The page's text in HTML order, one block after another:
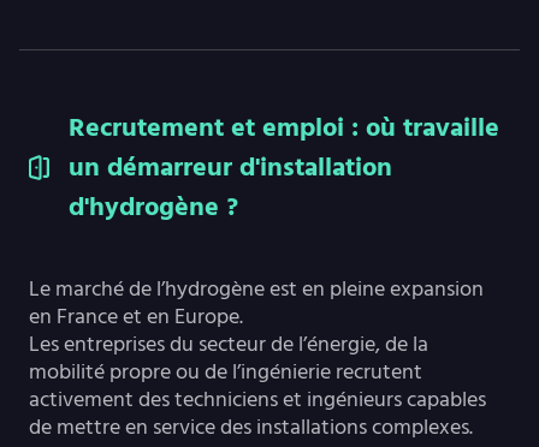
Recrutement et emploi : où travaille
un démarreur d'installation
d'hydrogène ?
Le marché de l’hydrogène est en pleine expansion
en France et en Europe.
Les entreprises du secteur de l’énergie, de la
mobilité propre ou de l’ingénierie recrutent
activement des techniciens et ingénieurs capables
de mettre en service des installations complexes.